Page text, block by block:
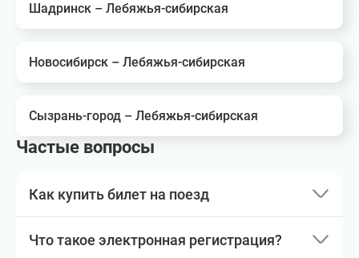
Шадринск – Лебяжья-сибирская
Новосибирск – Лебяжья-сибирская
Сызрань-город – Лебяжья-сибирская
Частые вопросы
Как купить билет на поезд
Что такое электронная регистрация?